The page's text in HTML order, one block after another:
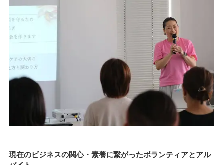
現在のビジネスの関心・素養に繋がったボランティアとアル